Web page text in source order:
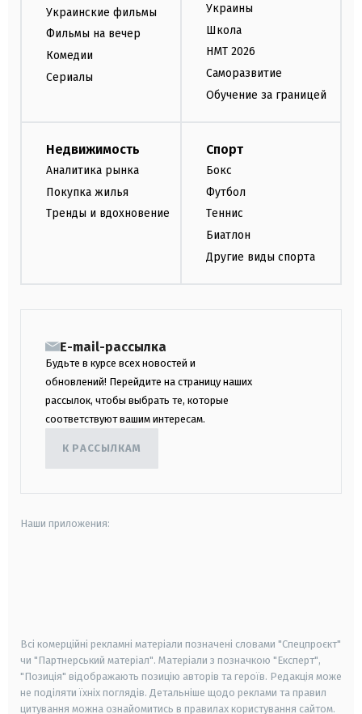
Украинские фильмы
Фильмы на вечер
Комедии
Сериалы
Украины
Школа
НМТ 2026
Саморазвитие
Обучение за границей
Недвижимость
Аналитика рынка
Покупка жилья
Тренды и вдохновение
Спорт
Бокс
Футбол
Теннис
Биатлон
Другие виды спорта
E-mail-рассылка
Будьте в курсе всех новостей и
обновлений! Перейдите на страницу наших
рассылок, чтобы выбрать те, которые
соответствуют вашим интересам.
К РАССЫЛКАМ
Наши приложения:
Всі комерційні рекламні матеріали позначені словами "Спецпроєкт"
чи "Партнерський матеріал". Матеріали з позначкою "Експерт",
"Позиція" відображають позицію авторів та героїв. Редакція може
не поділяти їхніх поглядів. Детальніше щодо реклами та правил
цитування можна ознайомитись в правилах користування сайтом.